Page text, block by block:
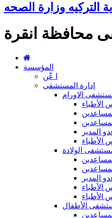
التركيه وزارة الصحه
محافظة انقرة
المؤسسة
ا عّن
إدارة المستشفى
الاورام
الأطباء
المدير
الأطباء
الولادة
المدير
الأطباء
الأطباء
الأطفال